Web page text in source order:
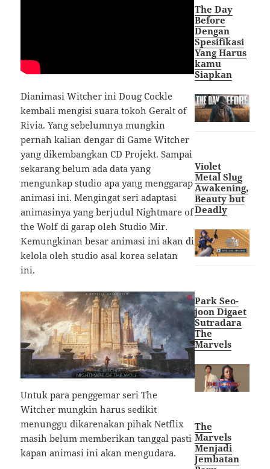
Dianimasi Witcher ini Doug Cockle
kembali mengisi suara tokoh Geralt of
Rivia. Yang sebelumnya mungkin
pernah kalian dengar di Game Witcher
yang dikembangkan CD Projekt. Sampai
sekarang belum ada data yang
mengunkap studio apa yang menggarap
animasi ini. Mengingat seri adaptasi
animasinya yang berjudul Nightmare of
the Wolf di garap oleh Studio Mir.
Kemungkinan besar animasi ini akan di
kelola oleh studio asal korea selatan
ini.
Untuk para penggemar seri The
Witcher mungkin harus sedikit
menunggu dikarenakan pihak Netflix
masih belum memberikan tanggal pasti
kapan animasi ini akan mengudara.
The Day
Before
Dengan
Spesifikasi
Yang Harus
kamu
Siapkan
Violet
Metal Slug
Awakening,
Beauty but
Deadly
Park Seo-
joon Digaet
Sutradara
The
Marvels
The
Marvels
Menjadi
Jembatan